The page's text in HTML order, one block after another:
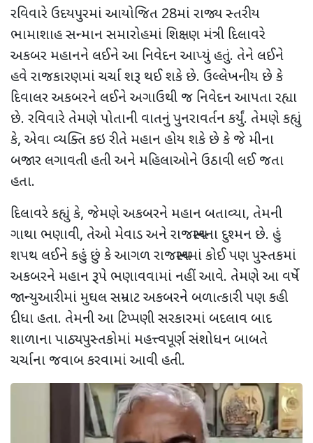
રવિવારે ઉદયપુરમાં આયોજિત 28માં રાજ્ય સ્તરીય
ભામાશાહ સન્માન સમારોહમાં શિક્ષણ મંત્રી દિલાવરે
અકબર મહાનને લઈને આ નિવેદન આપ્યું હતું. તેને લઈને
હવે રાજકારણમાં ચર્ચા શરૂ થઈ શકે છે. ઉલ્લેખનીય છે કે
દિવાલર અકબરને લઈને અગાઉથી જ નિવેદન આપતા રહ્યા
છે. રવિવારે તેમણે પોતાની વાતનું પુનરાવર્તન કર્યું. તેમણે કહ્યું
કે, એવા વ્યક્તિ કઇ રીતે મહાન હોય શકે છે કે જે મીના
બજાર લગાવતી હતી અને મહિલાઓને ઉઠાવી લઈ જતા
હતા.
દિલાવરે કહ્યું કે, જેમણે અકબરને મહાન બતાવ્યા, તેમની
ગાથા ભણાવી, તેઓ મેવાડ અને રાજસ્થાનના દુશ્મન છે. હું
શપથ લઈને કહું છું કે આગળ રાજસ્થાનમાં કોઈ પણ પુસ્તકમાં
અકબરને મહાન રૂપે ભણાવવામાં નહીં આવે. તેમણે આ વર્ષે
જાન્યુઆરીમાં મુઘલ સમ્રાટ અકબરને બળાત્કારી પણ કહી
દીધા હતા. તેમની આ ટિપ્પણી સરકારમાં બદલાવ બાદ
શાળાના પાઠ્યપુસ્તકોમાં મહત્ત્વપૂર્ણ સંશોધન બાબતે
ચર્ચાના જવાબ કરવામાં આવી હતી.